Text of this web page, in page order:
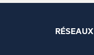
RÉSEAUX